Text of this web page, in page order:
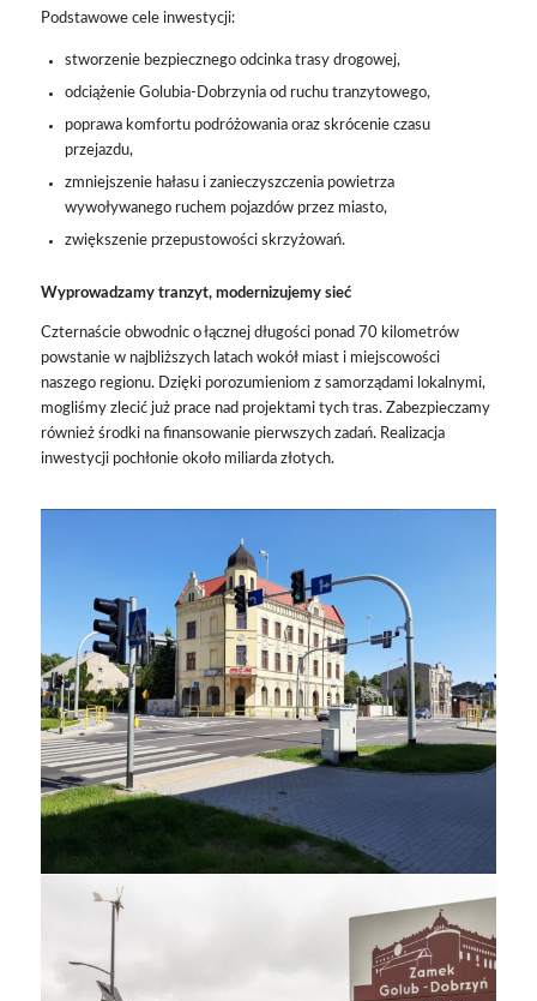
Podstawowe cele inwestycji:
stworzenie bezpiecznego odcinka trasy drogowej,
odciążenie Golubia-Dobrzynia od ruchu tranzytowego,
poprawa komfortu podróżowania oraz skrócenie czasu
przejazdu,
zmniejszenie hałasu i zanieczyszczenia powietrza
wywoływanego ruchem pojazdów przez miasto,
zwiększenie przepustowości skrzyżowań.
Wyprowadzamy tranzyt, modernizujemy sieć
Czternaście obwodnic o łącznej długości ponad 70 kilometrów
powstanie w najbliższych latach wokół miast i miejscowości
naszego regionu.Dzięki porozumieniom z samorządami lokalnymi,
mogliśmy zlecić już prace nad projektami tych tras. Zabezpieczamy
również środki na finansowanie pierwszych zadań. Realizacja
inwestycji pochłonie około miliarda złotych.